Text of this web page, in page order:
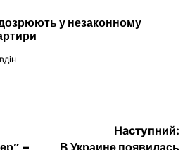
у незаконному
Наступний: